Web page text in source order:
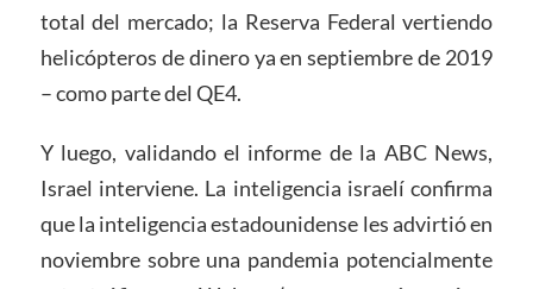
total del mercado; la Reserva Federal vertiendo
helicópteros de dinero ya en septiembre de 2019
– como parte del QE4.
Y luego, validando el informe de la ABC News,
Israel interviene. La inteligencia israelí confirma
que la inteligencia estadounidense les advirtió en
noviembre sobre una pandemia potencialmente